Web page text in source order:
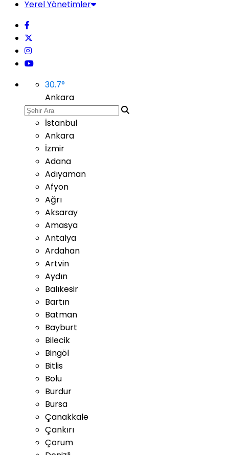
Yerel Yönetimler
30.7°
Ankara
İstanbul
Ankara
İzmir
Adana
Adıyaman
Afyon
Ağrı
Aksaray
Amasya
Antalya
Ardahan
Artvin
Aydın
Balıkesir
Bartın
Batman
Bayburt
Bilecik
Bingöl
Bitlis
Bolu
Burdur
Bursa
Çanakkale
Çankırı
Çorum